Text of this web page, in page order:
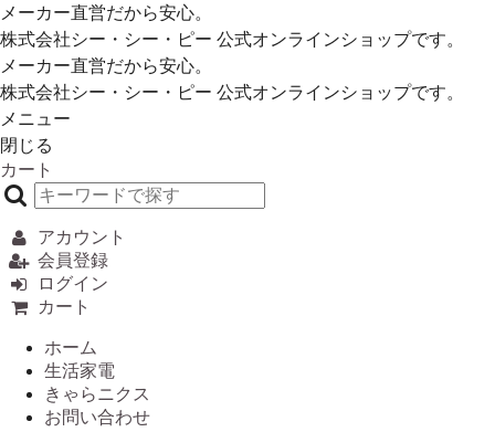
メーカー直営だから安心。
株式会社シー・シー・ピー 公式オンラインショップです。
メーカー直営だから安心。
株式会社シー・シー・ピー 公式オンラインショップです。
メニュー
閉じる
カート
アカウント
会員登録
ログイン
カート
ホーム
生活家電
きゃらニクス
お問い合わせ